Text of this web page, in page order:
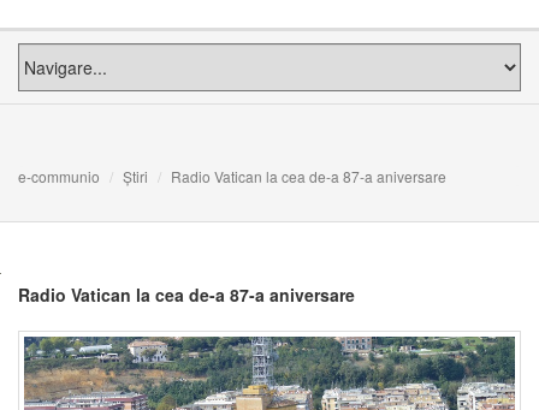
e-communio Știri Radio Vatican la cea de-a 87-a aniversare
Radio Vatican la cea de-a 87-a aniversare